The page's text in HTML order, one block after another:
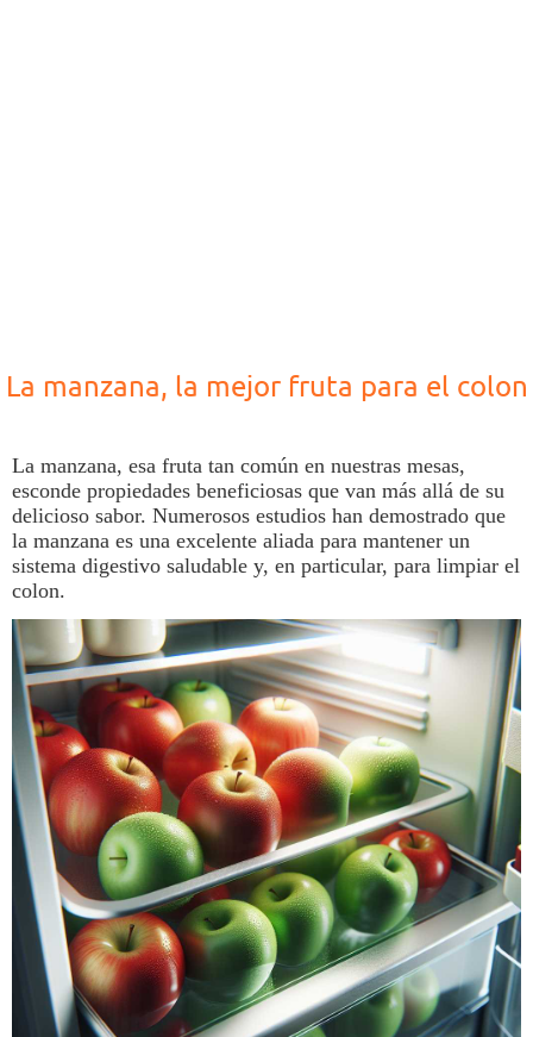
La manzana, la mejor fruta para el colon
La manzana, esa fruta tan común en nuestras mesas,
esconde propiedades beneficiosas que van más allá de su
delicioso sabor. Numerosos estudios han demostrado que
la manzana es una excelente aliada para mantener un
sistema digestivo saludable y, en particular, para limpiar el
colon.